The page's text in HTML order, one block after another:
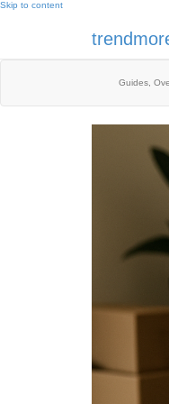
Skip to content
Guides,